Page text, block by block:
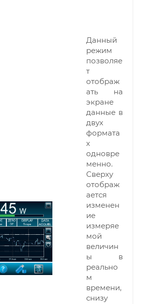
Данный
режим
позволяе
т
отображ
ать на
экране
данные в
двух
формата
х
одновре
менно.
Сверху
отображ
ается
изменен
ие
измеряе
мой
величин
ы в
реально
м
времени,
снизу